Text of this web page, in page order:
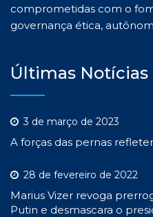
comprometidas com o
governança ética,
Últimas Notícias
3 de março de 2023
A forças das pernas
28 de fevereiro de 2022
Marius Vizer revoga
Putin e desmascara o